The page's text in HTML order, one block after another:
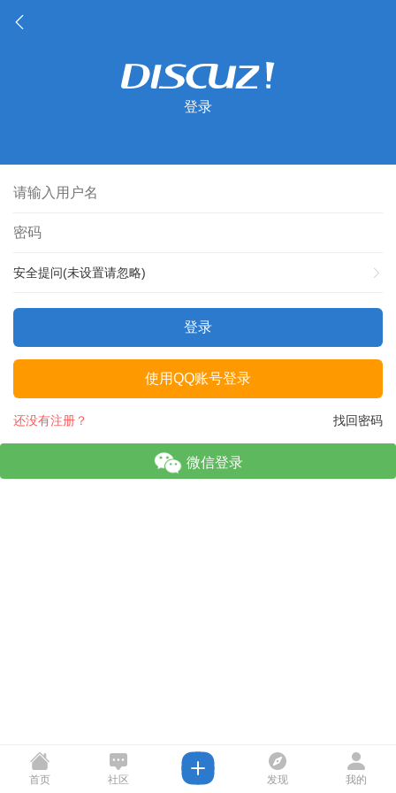
登录
安全提问(未设置请忽略)
登录
使用QQ账号登录
找回密码
还没有注册？
微信登录
首页 社区 发现 我的